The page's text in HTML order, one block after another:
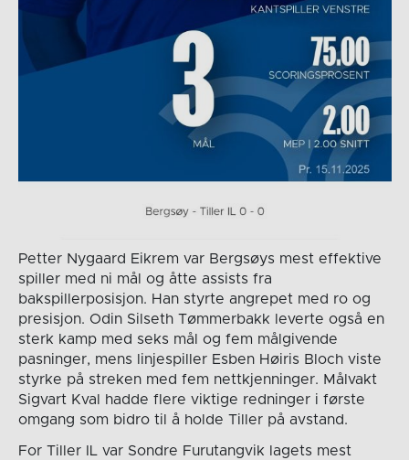
Petter Nygaard Eikrem var Bergsøys mest effektive
spiller med ni mål og åtte assists fra
bakspillerposisjon. Han styrte angrepet med ro og
presisjon. Odin Silseth Tømmerbakk leverte også en
sterk kamp med seks mål og fem målgivende
pasninger, mens linjespiller Esben Høiris Bloch viste
styrke på streken med fem nettkjenninger. Målvakt
Sigvart Kval hadde flere viktige redninger i første
omgang som bidro til å holde Tiller på avstand.
For Tiller IL var Sondre Furutangvik lagets mest